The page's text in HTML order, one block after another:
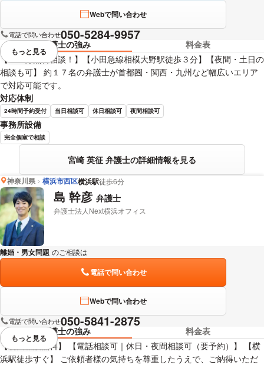
Webで問い合わせ
電話で問い合わせ050-5284-9957
弁護士の強み
料金表
【６０分無料相談！】【小田急線相模大野駅徒歩３分】【夜間・土日の
相談も可】 約１７名の弁護士が首都圏・関西・九州など幅広いエリア
で対応可能です。
対応体制
24時間予約受付 当日相談可 休日相談可 夜間相談可
事務所設備
完全個室で相談
宮崎 英征 弁護士の詳細情報を見る
視覚的に省略されている要素を
もっと見る
神奈川県 横浜市西区横浜駅徒歩6分
島 幹彦 弁護士
弁護士法人Next横浜オフィス
離婚・男女問題 のご相談は
電話で問い合わせ
Webで問い合わせ
電話で問い合わせ050-5841-2875
弁護士の強み
料金表
【初回相談無料】 【電話相談可｜休日・夜間相談可（要予約）】 【横
浜駅徒歩すぐ】 ご依頼者様の気持ちを尊重したうえで、ご納得いただ
視覚的に省略されている要素を
もっと見る